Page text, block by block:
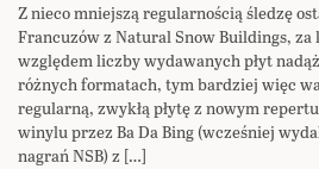
Z nieco mniejszą regularnością śledzę
Francuzów z Natural Snow Buildings,
względem liczby wydawanych płyt
różnych formatach, tym bardziej więc
regularną, zwykłą płytę z nowym
winylu przez Ba Da Bing (wcześniej
nagrań NSB) z […]